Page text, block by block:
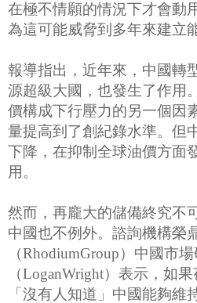
在極不情願的情況下才會動
為這可能威脅到多年來建立
報導指出，近年來，中國轉
源超級大國，也發生了作用
價構成下行壓力的另一個因
量提高到了創紀錄水準。但
下降，在抑制全球油價方面
用。
然而，再龐大的儲備終究不
中國也不例外。諮詢機構榮
（RhodiumGroup）中國市
（LoganWright）表示，如
「沒有人知道」中國能夠維